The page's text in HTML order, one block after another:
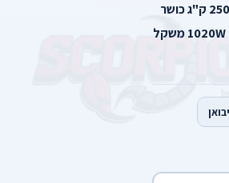
מאפייני המוצר דגם KR-250/500 כושר הרמה ל-20 מ' כבל 250 ק"ג כושר
הרמה ל-10 מ' כבל 500 ק"ג משקל מקסימלי 500 ק"ג הספק 1020W משקל